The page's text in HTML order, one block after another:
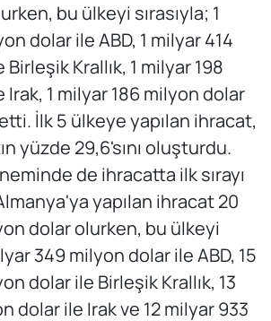
bu ülkeyi sırasıyla; 1
dolar ile ABD, 1 milyar 414
Krallık, 1 milyar 198
1 milyar 186 milyon dolar
İlk 5 ülkeye yapılan ihracat,
yüzde 29,6'sını oluşturdu.
de ihracatta ilk sırayı
yapılan ihracat 20
dolar olurken, bu ülkeyi
349 milyon dolar ile ABD, 15
dolar ile Birleşik Krallık, 13
dolar ile Irak ve 12 milyar 933